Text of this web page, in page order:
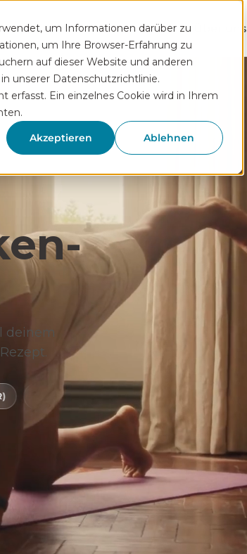
um Informationen darüber zu
um Ihre Browser-Erfahrung zu
auf dieser Website und anderen
unserer Datenschutzrichtlinie.
erfasst. Ein einzelnes Cookie wird in Ihrem
Akzeptieren Ablehnen
Wissen Hilfe Über uns
deinem
(DiGA)